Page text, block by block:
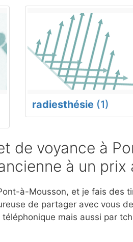
radiesthésie (1)
de voyance à
à un prix
à-Mousson, et je fais des
de partager avec vous
mais aussi par